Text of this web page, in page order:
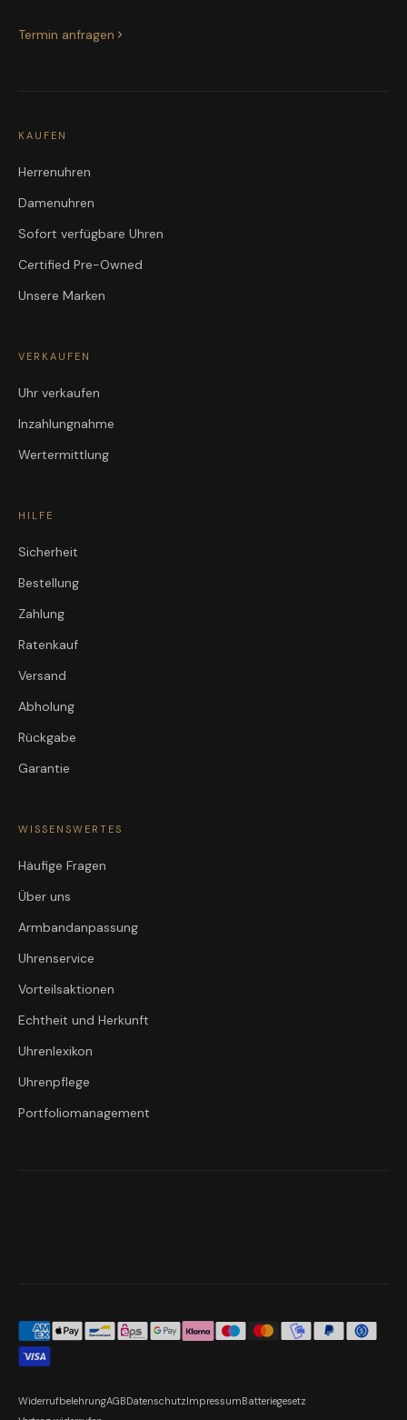
Termin anfragen
KAUFEN
Herrenuhren
Damenuhren
Sofort verfügbare Uhren
Certified Pre-Owned
Unsere Marken
VERKAUFEN
Uhr verkaufen
Inzahlungnahme
Wertermittlung
HILFE
Sicherheit
Bestellung
Zahlung
Ratenkauf
Versand
Abholung
Rückgabe
Garantie
WISSENSWERTES
Häufige Fragen
Über uns
Armbandanpassung
Uhrenservice
Vorteilsaktionen
Echtheit und Herkunft
Uhrenlexikon
Uhrenpflege
Portfoliomanagement
WiderrufbelehrungAGBDatenschutzImpressumBatteriegesetz